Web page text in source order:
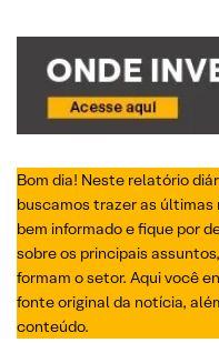
Bom dia! Neste relatório
buscamos trazer as últimas
bem informado e fique por
sobre os principais
formam o setor. Aqui você
fonte original da notícia,
conteúdo.